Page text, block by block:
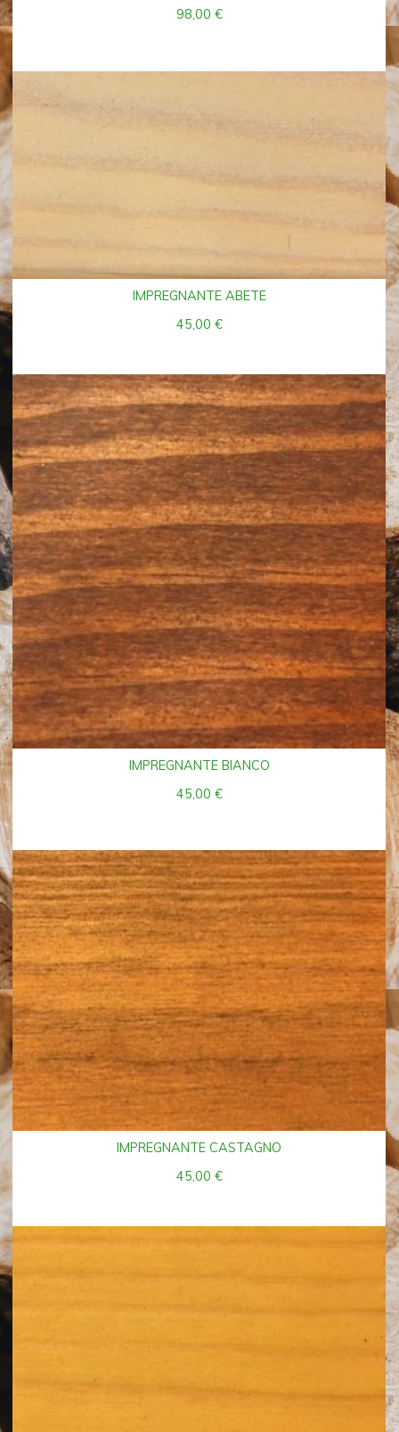
98,00 €
IMPREGNANTE ABETE
45,00 €
IMPREGNANTE BIANCO
45,00 €
IMPREGNANTE CASTAGNO
45,00 €